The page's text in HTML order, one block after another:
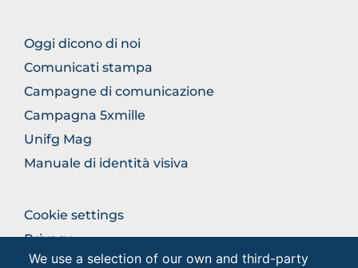
We use a selection of our own and third-party
BROWSE
THE
SECTION
Oggi dicono di noi
Comunicati stampa
Campagne di comunicazione
Campagna 5xmille
Unifg Mag
Manuale di identità visiva
BROWSE
THE
Cookie settings
Privacy
Privacy - Studenti